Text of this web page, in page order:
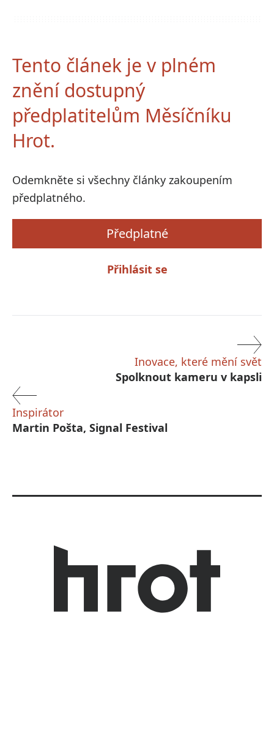
Tento článek je v plném
znění dostupný
předplatitelům Měsíčníku
Hrot.
Odemkněte si všechny články zakoupením
předplatného.
Předplatné
Přihlásit se
Inovace, které mění svět
Spolknout kameru v kapsli
Inspirátor
Martin Pošta, Signal Festival